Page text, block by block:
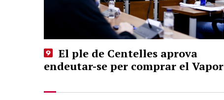
El ple de Centelles aprova
endeutar-se per comprar el Vapor